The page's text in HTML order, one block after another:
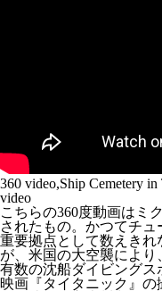
360 video,Ship Cemetery
video
こちらの360度動画はミ
されたもの。かつてチ
重要拠点として数えきれ
が、米国の大空襲によ
有数の沈船ダイビングス
映画『タイタニック』